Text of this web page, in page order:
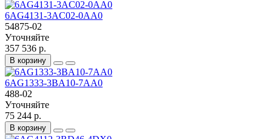
6AG4131-3AC02-0AA0
54875-02
Уточняйте
357 536 р.
В корзину
6AG1333-3BA10-7AA0
488-02
Уточняйте
75 244 р.
В корзину